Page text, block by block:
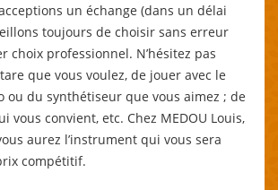
un échange (dans un délai
toujours de choisir sans erreur
choix professionnel. N’hésitez pas
que vous voulez, de jouer avec le
ou du synthétiseur que vous aimez ; de
vous convient, etc. Chez MEDOU Louis,
aurez l’instrument qui vous sera
compétitif.